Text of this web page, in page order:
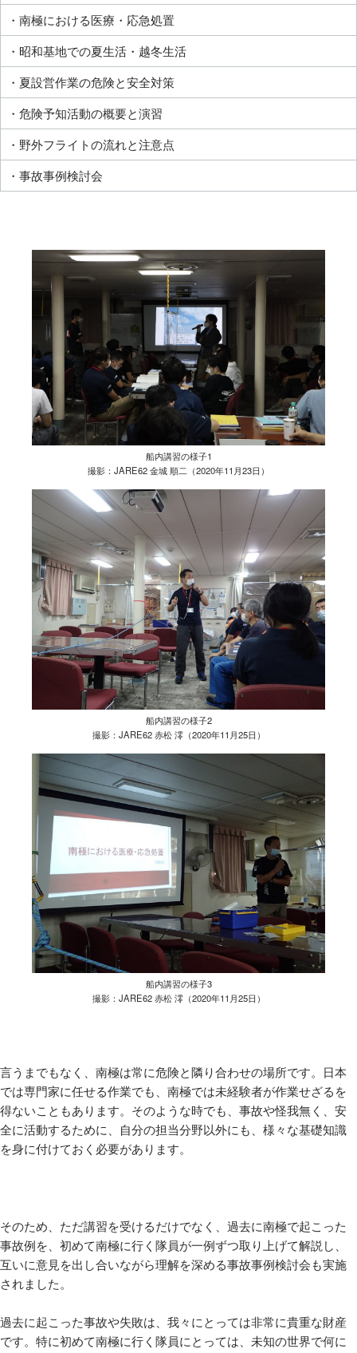
・南極における医療・応急処置
・昭和基地での夏生活・越冬生活
・夏設営作業の危険と安全対策
・危険予知活動の概要と演習
・野外フライトの流れと注意点
・事故事例検討会
船内講習の様子1
撮影：JARE62 金城 順二（2020年11月23日）
船内講習の様子2
撮影：JARE62 赤松 澪（2020年11月25日）
船内講習の様子3
撮影：JARE62 赤松 澪（2020年11月25日）
言うまでもなく、南極は常に危険と隣り合わせの場所です。日本
では専門家に任せる作業でも、南極では未経験者が作業せざるを
得ないこともあります。そのような時でも、事故や怪我無く、安
全に活動するために、自分の担当分野以外にも、様々な基礎知識
を身に付けておく必要があります。
そのため、ただ講習を受けるだけでなく、過去に南極で起こった
事故例を、初めて南極に行く隊員が一例ずつ取り上げて解説し、
互いに意見を出し合いながら理解を深める事故事例検討会も実施
されました。
過去に起こった事故や失敗は、我々にとっては非常に貴重な財産
です。特に初めて南極に行く隊員にとっては、未知の世界で何に